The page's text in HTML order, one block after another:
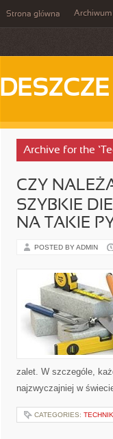
Strona główna Archiwum
Archive for the
CZY
SZYBKIE
NA TAKIE
POSTED BY ADMIN
zalet. W szczególe,
najzwyczajniej w
CATEGORIES: